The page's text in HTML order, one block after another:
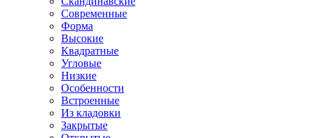
Современные
Форма
Высокие
Квадратные
Угловые
Низкие
Особенности
Встроенные
Из кладовки
Закрытые